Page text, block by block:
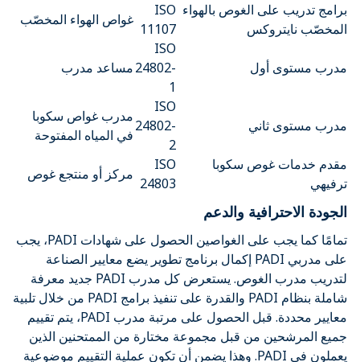
برامج تدريب على الغوص بالهواء
المخصّب نايتروكس
ISO
11107
غواص الهواء المخصّب
مدرب مستوى أول
ISO
24802-
1
مساعد مدرب
مدرب مستوى ثاني
ISO
24802-
2
مدرب غواص سكوبا
في المياه المفتوحة
مقدم خدمات غوص سكوبا
ترفيهي
ISO
24803
مركز أو منتجع غوص
الجودة الاحترافية والدعم
تمامًا كما يجب على الغواصين الحصول على شهادات PADI، يجب
على مدربي PADI إكمال برنامج تطوير يضع معايير الصناعة
لتدريب مدرب الغوص. يستعرض كل مدرب PADI جديد معرفة
شاملة بنظام PADI والقدرة على تنفيذ برامج PADI من خلال تلبية
معايير محددة. قبل الحصول على مرتبة مدرب PADI، يتم تقييم
جميع المرشحين من قبل مجموعة مختارة من الممتحنين الذين
يعملون في PADI. وهذا يضمن أن تكون عملية التقييم موضوعية